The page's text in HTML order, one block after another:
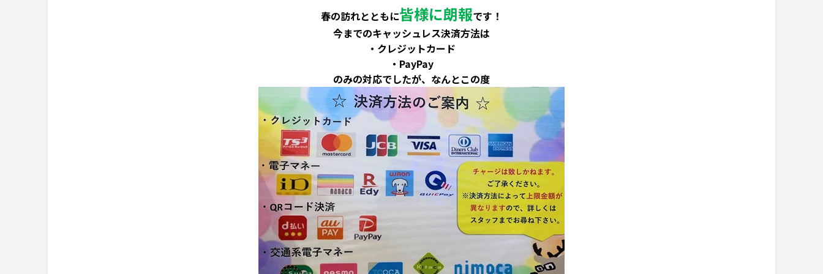
春の訪れとともに皆様に朗報です！
今までのキャッシュレス決済方法は
・クレジットカード
・PayPay
のみの対応でしたが、なんとこの度